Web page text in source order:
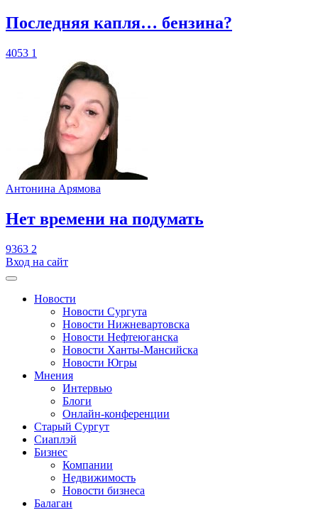
​Последняя капля… бензина?
4053 1
Антонина Арямова
​Нет времени на подумать
9363 2
Вход на сайт
Новости
Новости Сургута
Новости Нижневартовска
Новости Нефтеюганска
Новости Ханты-Мансийска
Новости Югры
Мнения
Интервью
Блоги
Онлайн-конференции
Старый Сургут
Сиаплэй
Бизнес
Компании
Недвижимость
Новости бизнеса
Балаган